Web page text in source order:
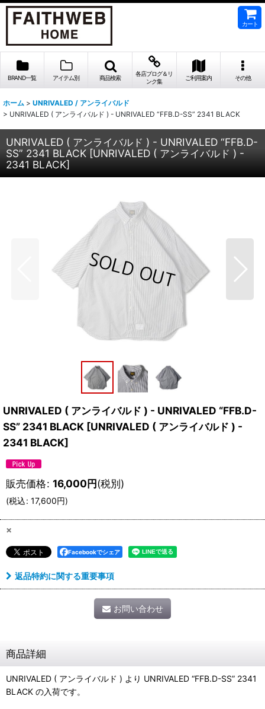
カート
BRAND一覧 アイテム別 商品検索
各店ブログ＆リ
ンク集
ご利用案内 その他
ホーム > UNRIVALED / アンライバルド
> UNRIVALED ( アンライバルド ) - UNRIVALED “FFB.D-SS” 2341 BLACK
UNRIVALED ( アンライバルド ) - UNRIVALED “FFB.D-
SS” 2341 BLACK [UNRIVALED ( アンライバルド ) -
2341 BLACK]
UNRIVALED ( アンライバルド ) - UNRIVALED “FFB.D-
SS” 2341 BLACK [UNRIVALED ( アンライバルド ) -
2341 BLACK]
販売価格: 16,000円(税別)
(税込: 17,600円)
×
Facebookでシェア
返品特約に関する重要事項
お問い合わせ
商品詳細
UNRIVALED ( アンライバルド ) より UNRIVALED “FFB.D-SS” 2341
BLACK の入荷です。